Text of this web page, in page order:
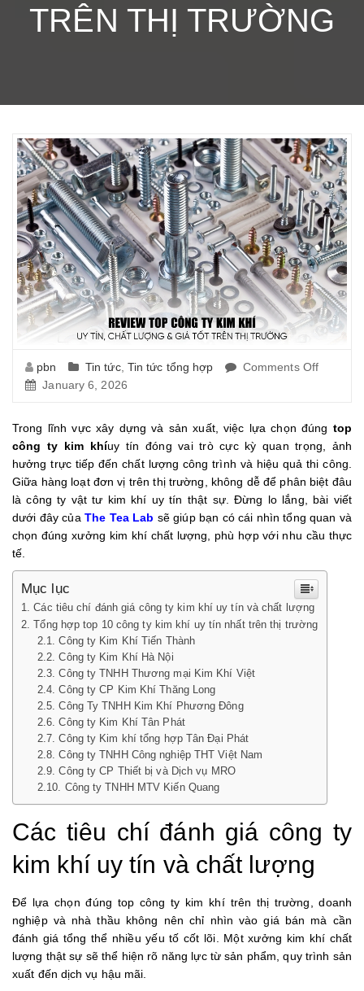
TRÊN THỊ TRƯỜNG
pbn Tin tức, Tin tức tổng hợp Comments Off
Ty
Kim
January 6, 2026
Trong lĩnh vực xây dựng và sản xuất, việc lựa chọn đúng top
công ty kim khíuy tín đóng vai trò cực kỳ quan trọng, ảnh
hưởng trực tiếp đến chất lượng công trình và hiệu quả thi công.
Giữa hàng loạt đơn vị trên thị trường, không dễ để phân biệt đâu
là công ty vật tư kim khí uy tín thật sự. Đừng lo lắng, bài viết
dưới đây của The Tea Lab sẽ giúp bạn có cái nhìn tổng quan và
chọn đúng xưởng kim khí chất lượng, phù hợp với nhu cầu thực
tế.
Mục lục
Các tiêu chí đánh giá công ty kim khí uy tín và chất lượng
Tổng hợp top 10 công ty kim khí uy tín nhất trên thị trường
Công ty Kim Khí Tiến Thành
Công ty Kim Khí Hà Nội
Công ty TNHH Thương mại Kim Khí Việt
Công ty CP Kim Khí Thăng Long
Công Ty TNHH Kim Khí Phương Đông
Công ty Kim Khí Tân Phát
Công ty Kim khí tổng hợp Tân Đại Phát
Công ty TNHH Công nghiệp THT Việt Nam
Công ty CP Thiết bị và Dịch vụ MRO
Công ty TNHH MTV Kiến Quang
Các tiêu chí đánh giá công ty
kim khí uy tín và chất lượng
Để lựa chọn đúng top công ty kim khí trên thị trường, doanh
nghiệp và nhà thầu không nên chỉ nhìn vào giá bán mà cần
đánh giá tổng thể nhiều yếu tố cốt lõi. Một xưởng kim khí chất
lượng thật sự sẽ thể hiện rõ năng lực từ sản phẩm, quy trình sản
xuất đến dịch vụ hậu mãi.